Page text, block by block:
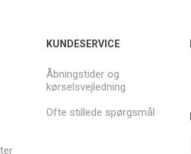
KUNDESERVICE
Åbningstider og
kørselsvejledning
Ofte stillede spørgsmål